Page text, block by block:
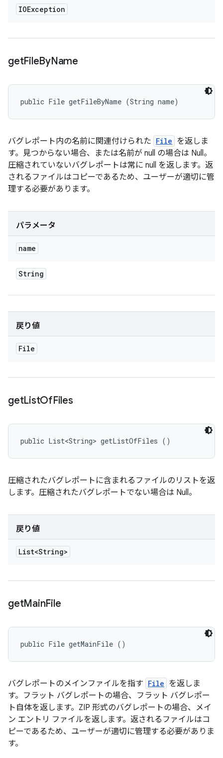
IOException
getFileByName
public File getFileByName (String name)
バグレポート内の名前に関連付けられた File を返しま
す。見つからない場合、または名前が null の場合は Null。
圧縮されていないバグレポートは常に null を返します。返
されるファイルはコピーであるため、ユーザーが適切に管
理する必要があります。
パラメータ
name
String
戻り値
File
getListOfFiles
public List<String> getListOfFiles ()
圧縮されたバグレポートに含まれるファイルのリストを返
します。圧縮されたバグレポートでない場合は Null。
戻り値
List<String>
getMainFile
public File getMainFile ()
バグレポートのメインファイルを指す File を返しま
す。フラット バグレポートの場合、フラット バグレポー
ト自体を返します。ZIP 形式のバグレポートの場合、メイ
ン エントリ ファイルを返します。返されるファイルはコ
ピーであるため、ユーザーが適切に管理する必要がありま
す。